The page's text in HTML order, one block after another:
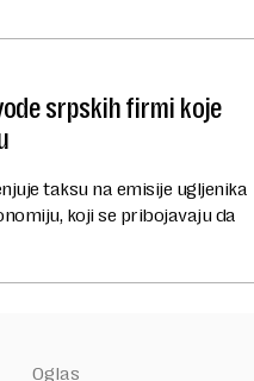
srpskih firmi koje
taksu na emisije ugljenika
koji se pribojavaju da